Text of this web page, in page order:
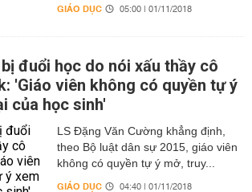
GIÁO DỤC 05:00 | 01/11/2018
đuổi học do nói xấu thầy cô
'Giáo viên không có quyền tự ý
của học sinh'
LS Đặng Văn Cường khẳng định,
theo Bộ luật dân sự 2015, giáo viên
không có quyền tự ý mở, truy...
GIÁO DỤC 04:40 | 01/11/2018